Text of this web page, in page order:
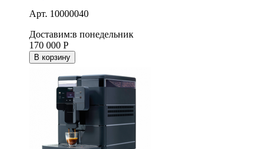
Арт. 10000040
Доставим:в понедельник
170 000 Р
В корзину